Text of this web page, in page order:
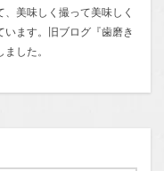
美味しく撮って美味しく
います。旧ブログ『歯磨き
した。